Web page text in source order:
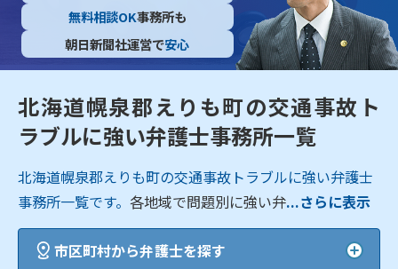
無料相談OK事務所も
朝日新聞社運営で安心
北海道幌泉郡えりも町の交通事故ト
ラブルに強い弁護士事務所一覧
北海道幌泉郡えりも町の交通事故トラブルに強い弁護士
事務所一覧です。各地域で問題別に強い弁...さらに表示
市区町村から弁護士を探す